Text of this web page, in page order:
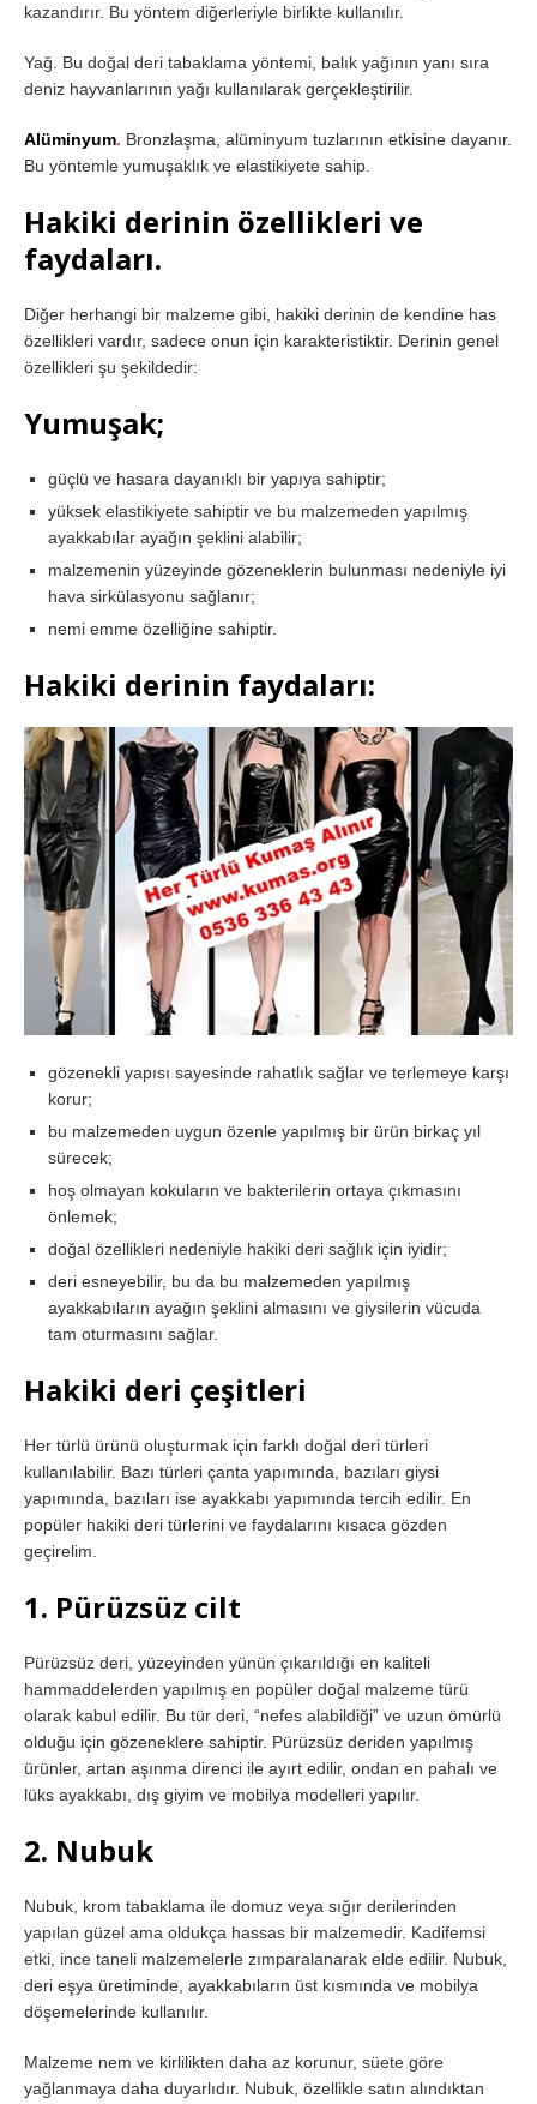
kazandırır. Bu yöntem diğerleriyle birlikte kullanılır.
Yağ. Bu doğal deri tabaklama yöntemi, balık yağının yanı sıra
deniz hayvanlarının yağı kullanılarak gerçekleştirilir.
Alüminyum. Bronzlaşma, alüminyum tuzlarının etkisine dayanır.
Bu yöntemle yumuşaklık ve elastikiyete sahip.
Hakiki derinin özellikleri ve
faydaları.
Diğer herhangi bir malzeme gibi, hakiki derinin de kendine has
özellikleri vardır, sadece onun için karakteristiktir. Derinin genel
özellikleri şu şekildedir:
Yumuşak;
güçlü ve hasara dayanıklı bir yapıya sahiptir;
yüksek elastikiyete sahiptir ve bu malzemeden yapılmış
ayakkabılar ayağın şeklini alabilir;
malzemenin yüzeyinde gözeneklerin bulunması nedeniyle iyi
hava sirkülasyonu sağlanır;
nemi emme özelliğine sahiptir.
Hakiki derinin faydaları:
gözenekli yapısı sayesinde rahatlık sağlar ve terlemeye karşı
korur;
bu malzemeden uygun özenle yapılmış bir ürün birkaç yıl
sürecek;
hoş olmayan kokuların ve bakterilerin ortaya çıkmasını
önlemek;
doğal özellikleri nedeniyle hakiki deri sağlık için iyidir;
deri esneyebilir, bu da bu malzemeden yapılmış
ayakkabıların ayağın şeklini almasını ve giysilerin vücuda
tam oturmasını sağlar.
Hakiki deri çeşitleri
Her türlü ürünü oluşturmak için farklı doğal deri türleri
kullanılabilir. Bazı türleri çanta yapımında, bazıları giysi
yapımında, bazıları ise ayakkabı yapımında tercih edilir. En
popüler hakiki deri türlerini ve faydalarını kısaca gözden
geçirelim.
1. Pürüzsüz cilt
Pürüzsüz deri, yüzeyinden yünün çıkarıldığı en kaliteli
hammaddelerden yapılmış en popüler doğal malzeme türü
olarak kabul edilir. Bu tür deri, “nefes alabildiği” ve uzun ömürlü
olduğu için gözeneklere sahiptir. Pürüzsüz deriden yapılmış
ürünler, artan aşınma direnci ile ayırt edilir, ondan en pahalı ve
lüks ayakkabı, dış giyim ve mobilya modelleri yapılır.
2. Nubuk
Nubuk, krom tabaklama ile domuz veya sığır derilerinden
yapılan güzel ama oldukça hassas bir malzemedir. Kadifemsi
etki, ince taneli malzemelerle zımparalanarak elde edilir. Nubuk,
deri eşya üretiminde, ayakkabıların üst kısmında ve mobilya
döşemelerinde kullanılır.
Malzeme nem ve kirlilikten daha az korunur, süete göre
yağlanmaya daha duyarlıdır. Nubuk, özellikle satın alındıktan